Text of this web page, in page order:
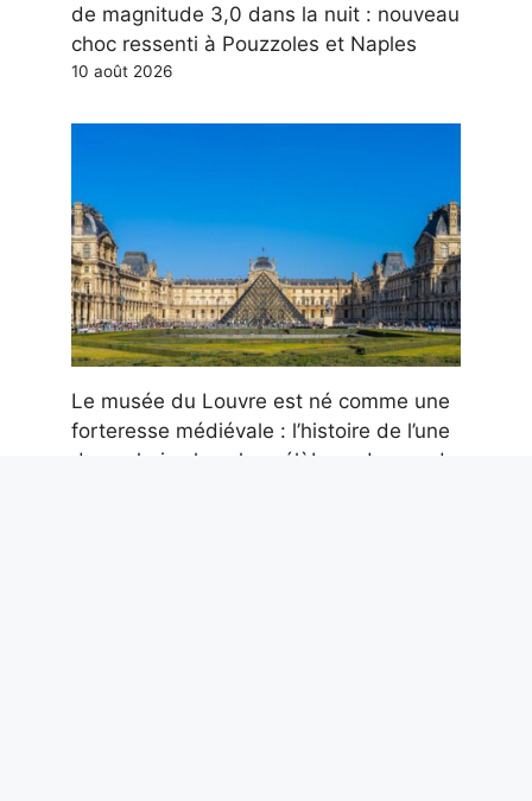
de magnitude 3,0 dans la nuit : nouveau
choc ressenti à Pouzzoles et Naples
10 août 2026
Le musée du Louvre est né comme une
forteresse médiévale : l’histoire de l’une
des galeries les plus célèbres du monde